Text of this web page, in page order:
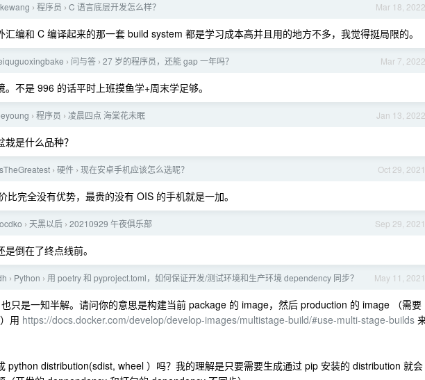
Mar 18, 2022
› 程序员 › C 语言底层开发怎么样？
汇编和 C 编译起来的那一套 build system 都是学习成本高并且用的地方不多，我觉得挺局限的。
Mar 7, 2022
› 问与答 › 27 岁的程序员，还能 gap 一年吗？
不是 996 的话平时上班摸鱼学+周末学足够。
Jan 13, 2022
› 程序员 › 凌晨四点 海棠花未眠
是什么品种？
Oct 29, 2021
› 硬件 › 现在安卓手机应该怎么选呢？
比完全没有优势，最贵的没有 OIS 的手机就是一加。
Sep 29, 2021
› 天黑以后 › 20210929 午夜俱乐部
倒在了终点线前。
May 11, 2021
› Python › 用 poetry 和 pyproject.toml，如何保证开发/测试环境和生产环境 dependency 同步？
只是一知半解。请问你的意思是构建当前 package 的 image，然后 production 的 image （需要
用 https://docs.docker.com/develop/develop-images/multistage-build/#use-multi-stage-builds
python distribution(sdist, wheel ）吗？我的理解是只要需要生成通过 pip 安装的 distribution 就会